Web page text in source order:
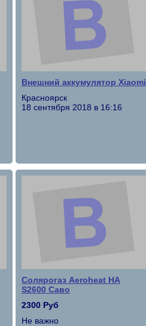
Внешний аккумулятор Xiaomi
Красноярск
18 сентября 2018 в 16:16
Солярогаз Aeroheat HA
S2600 Саво
2300 Руб
Не важно